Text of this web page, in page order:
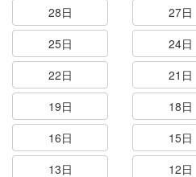
28日 27日
25日
24日
22日
21日
19日
18日
16日
15日
13日
12日